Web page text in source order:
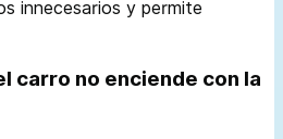
innecesarios y permite
carro no enciende con la